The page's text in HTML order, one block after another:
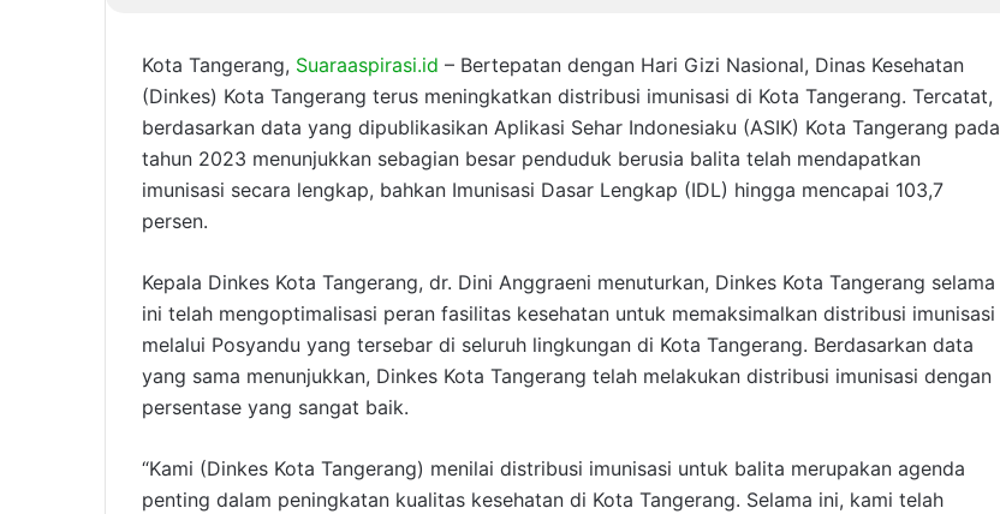
Kota Tangerang, Suaraaspirasi.id – Bertepatan dengan Hari Gizi Nasional, Dinas Kesehatan
(Dinkes) Kota Tangerang terus meningkatkan distribusi imunisasi di Kota Tangerang. Tercatat,
berdasarkan data yang dipublikasikan Aplikasi Sehar Indonesiaku (ASIK) Kota Tangerang pada
tahun 2023 menunjukkan sebagian besar penduduk berusia balita telah mendapatkan
imunisasi secara lengkap, bahkan Imunisasi Dasar Lengkap (IDL) hingga mencapai 103,7
persen.
Kepala Dinkes Kota Tangerang, dr. Dini Anggraeni menuturkan, Dinkes Kota Tangerang selama
ini telah mengoptimalisasi peran fasilitas kesehatan untuk memaksimalkan distribusi imunisasi
melalui Posyandu yang tersebar di seluruh lingkungan di Kota Tangerang. Berdasarkan data
yang sama menunjukkan, Dinkes Kota Tangerang telah melakukan distribusi imunisasi dengan
persentase yang sangat baik.
“Kami (Dinkes Kota Tangerang) menilai distribusi imunisasi untuk balita merupakan agenda
penting dalam peningkatan kualitas kesehatan di Kota Tangerang. Selama ini, kami telah